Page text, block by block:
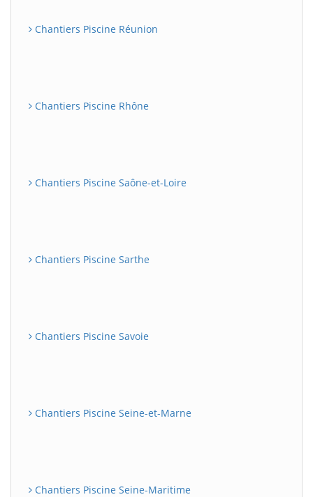
Chantiers Piscine Réunion
Chantiers Piscine Rhône
Chantiers Piscine Saône-et-Loire
Chantiers Piscine Sarthe
Chantiers Piscine Savoie
Chantiers Piscine Seine-et-Marne
Chantiers Piscine Seine-Maritime